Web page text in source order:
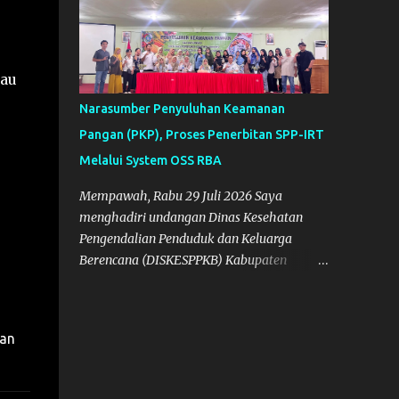
Narasumber Penyuluhan Keamanan
Pangan (PKP), Proses Penerbitan SPP-IRT
Melalui System OSS RBA
Mempawah, Rabu 29 Juli 2026 Saya
menghadiri undangan Dinas Kesehatan
Pengendalian Penduduk dan Keluarga
Berencana (DISKESPPKB) Kabupaten